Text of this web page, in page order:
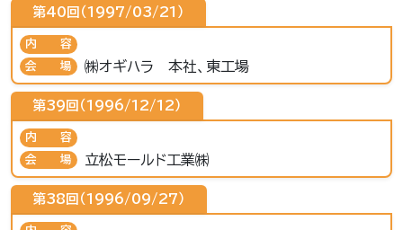
第40回（1997/03/21）
内容
会場
㈱オギハラ 本社、東工場
第39回（1996/12/12）
内容
会場
立松モールド工業㈱
第38回（1996/09/27）